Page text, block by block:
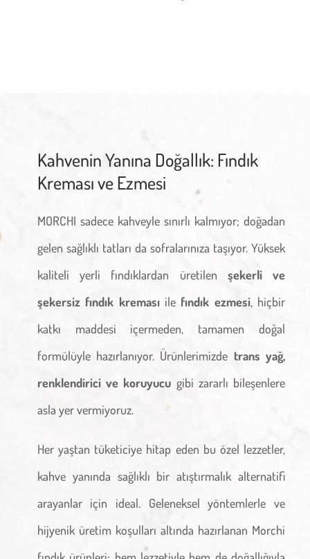
Kahvenin Yanına Doğallık: Fındık
Kreması ve Ezmesi
MORCHI sadece kahveyle sınırlı kalmıyor; doğadan
gelen sağlıklı tatları da sofralarınıza taşıyor. Yüksek
kaliteli yerli fındıklardan üretilen şekerli ve
şekersiz fındık kremasıile fındık ezmesi, hiçbir
katkı maddesi içermeden, tamamen doğal
formülüyle hazırlanıyor. Ürünlerimizde trans yağ,
renklendirici ve koruyucu gibi zararlı bileşenlere
asla yer vermiyoruz.
Her yaştan tüketiciye hitap eden bu özel lezzetler,
kahve yanında sağlıklı bir atıştırmalık alternatifi
arayanlar için ideal. Geleneksel yöntemlerle ve
hijyenik üretim koşulları altında hazırlanan Morchi